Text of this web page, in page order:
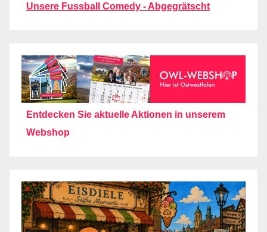
Unsere Fussball Comedy - Abgegrätscht
Entdecken Sie aktuelle Aktionen in unserem
Webshop